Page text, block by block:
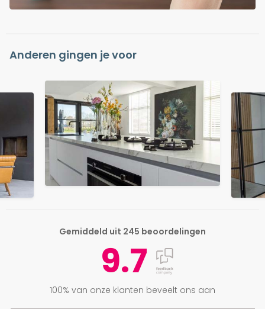
Anderen gingen je voor
Gemiddeld uit 245 beoordelingen
9.7
100% van onze klanten beveelt ons aan